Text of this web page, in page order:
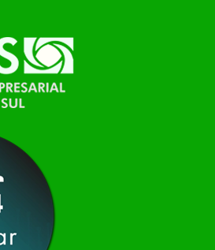
Busarello, com os núcleos…